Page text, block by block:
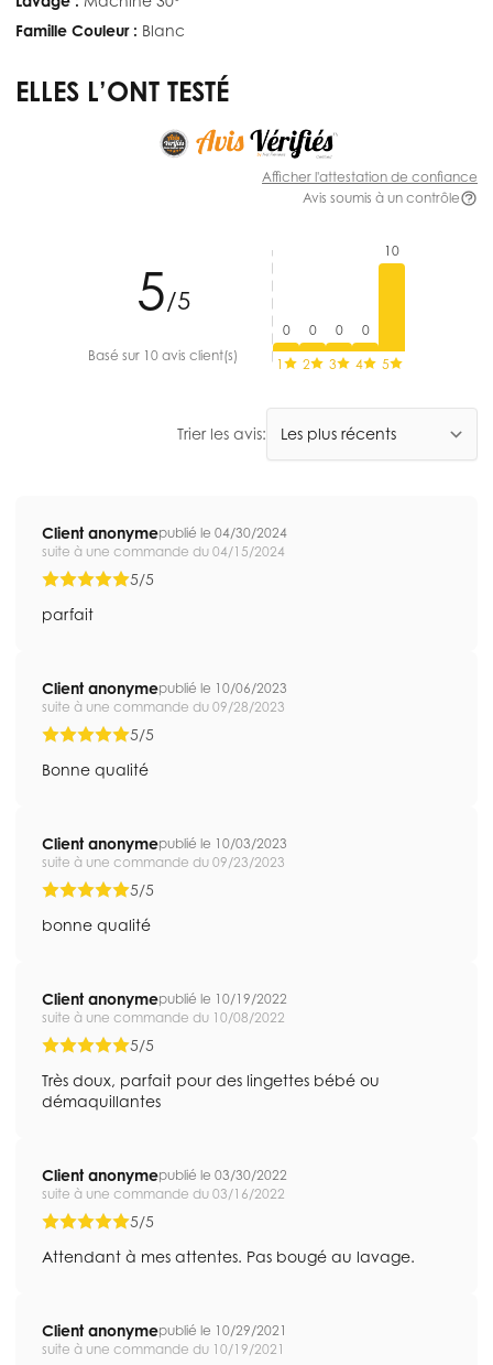
Famille Couleur : Blanc
ELLES L’ONT TESTÉ
Afficher l'attestation de confiance
Avis soumis à un contrôle
5/5
Basé sur 10 avis client(s)
0
1
0
2
0
3
0
4
10
5
Trier les avis:
Client anonymepublié le 04/30/2024
suite à une commande du 04/15/2024
5/5
parfait
Client anonymepublié le 10/06/2023
suite à une commande du 09/28/2023
5/5
Bonne qualité
Client anonymepublié le 10/03/2023
suite à une commande du 09/23/2023
5/5
bonne qualité
Client anonymepublié le 10/19/2022
suite à une commande du 10/08/2022
5/5
Très doux, parfait pour des lingettes bébé ou
démaquillantes
Client anonymepublié le 03/30/2022
suite à une commande du 03/16/2022
5/5
Attendant à mes attentes. Pas bougé au lavage.
Client anonymepublié le 10/29/2021
suite à une commande du 10/19/2021